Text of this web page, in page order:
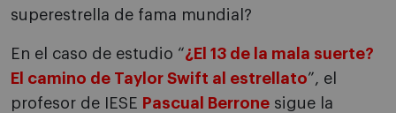
superestrella de fama mundial?
En el caso de estudio “¿El 13 de la mala suerte?
El camino de Taylor Swift al estrellato”, el
profesor de IESE Pascual Berrone sigue la